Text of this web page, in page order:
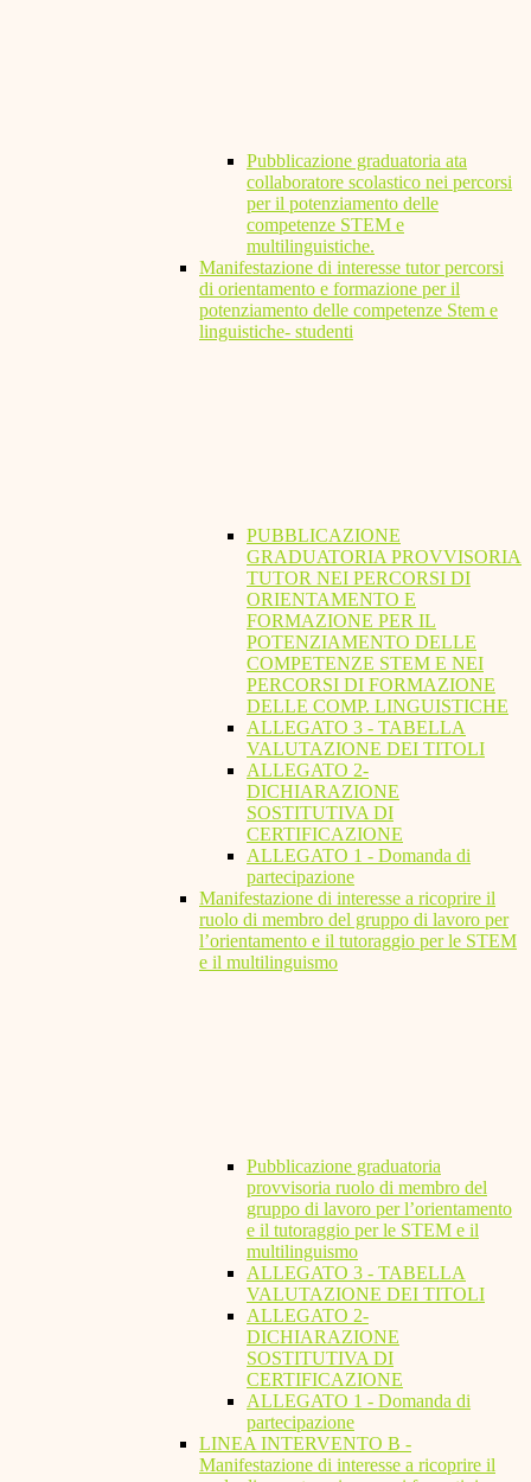
Pubblicazione graduatoria ata
collaboratore scolastico nei percorsi
per il potenziamento delle
competenze STEM e
multilinguistiche.
Manifestazione di interesse tutor percorsi
di orientamento e formazione per il
potenziamento delle competenze Stem e
linguistiche- studenti
PUBBLICAZIONE
GRADUATORIA PROVVISORIA
TUTOR NEI PERCORSI DI
ORIENTAMENTO E
FORMAZIONE PER IL
POTENZIAMENTO DELLE
COMPETENZE STEM E NEI
PERCORSI DI FORMAZIONE
DELLE COMP. LINGUISTICHE
ALLEGATO 3 - TABELLA
VALUTAZIONE DEI TITOLI
ALLEGATO 2-
DICHIARAZIONE
SOSTITUTIVA DI
CERTIFICAZIONE
ALLEGATO 1 - Domanda di
partecipazione
Manifestazione di interesse a ricoprire il
ruolo di membro del gruppo di lavoro per
l’orientamento e il tutoraggio per le STEM
e il multilinguismo
Pubblicazione graduatoria
provvisoria ruolo di membro del
gruppo di lavoro per l’orientamento
e il tutoraggio per le STEM e il
multilinguismo
ALLEGATO 3 - TABELLA
VALUTAZIONE DEI TITOLI
ALLEGATO 2-
DICHIARAZIONE
SOSTITUTIVA DI
CERTIFICAZIONE
ALLEGATO 1 - Domanda di
partecipazione
LINEA INTERVENTO B -
Manifestazione di interesse a ricoprire il